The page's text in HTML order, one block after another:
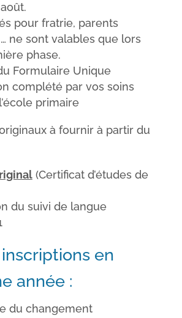
pour fratrie, parents
ne sont valables que lors
phase.
Formulaire Unique
complété par vos soins
primaire
à fournir à partir du
(Certificat d’études de
du suivi de langue
en
année :
du changement